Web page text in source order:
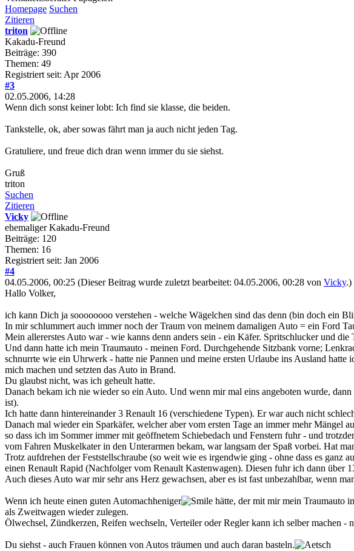
Homepage Suchen
Zitieren
triton
Kakadu-Freund
Beiträge: 390
Themen: 49
Registriert seit: Apr 2006
#3
02.05.2006, 14:28
Wenn dich sonst keiner lobt: Ich find sie klasse, die beiden.
Tankstelle, ok, aber sowas fährt man ja auch nicht jeden Tag.
Gratuliere, und freue dich dran wenn immer du sie siehst.
Gruß
triton
Suchen
Zitieren
Vicky
ehemaliger Kakadu-Freund
Beiträge: 120
Themen: 16
Registriert seit: Jan 2006
#4
04.05.2006, 00:25 (Dieser Beitrag wurde zuletzt bearbeitet: 04.05.2006, 00:28 von Vicky.)
Hallo Volker,
ich kann Dich ja soooooooo verstehen - welche Wägelchen sind das denn (bin doch ein
In mir schlummert auch immer noch der Traum von meinem damaligen Auto = ein Ford
Mein allererstes Auto war - wie kanns denn anders sein - ein Käfer. Spritschlucker und
Und dann hatte ich mein Traumauto - meinen Ford. Durchgehende Sitzbank vorne;
schnurrte wie ein Uhrwerk - hatte nie Pannen und meine ersten Urlaube ins Ausland
mich machen und setzten das Auto in Brand.
Du glaubst nicht, was ich geheult hatte.
Danach bekam ich nie wieder so ein Auto. Und wenn mir mal eins angeboten wurde,
ist).
Ich hatte dann hintereinander 3 Renault 16 (verschiedene Typen). Er war auch nicht
Danach mal wieder ein Sparkäfer, welcher aber vom ersten Tage an immer mehr
so dass ich im Sommer immer mit geöffnetem Schiebedach und Fenstern fuhr - und
vom Fahren Muskelkater in den Unterarmen bekam, war langsam der Spaß vorbei. Hat
Trotz aufdrehen der Feststellschraube (so weit wie es irgendwie ging - ohne dass es
einen Renault Rapid (Nachfolger vom Renault Kastenwagen). Diesen fuhr ich dann über
Auch dieses Auto war mir sehr ans Herz gewachsen, aber es ist fast unbezahlbar, wenn
Wenn ich heute einen guten Automachheniger
hätte, der mit mir mein Traumauto
als Zweitwagen wieder zulegen.
Ölwechsel, Zündkerzen, Reifen wechseln, Verteiler oder Regler kann ich selber machen -
Du siehst - auch Frauen können von Autos träumen und auch daran basteln.